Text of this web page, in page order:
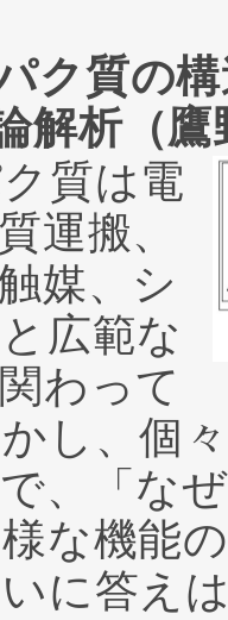
ク質の
解析（鷹
質は電
運搬、
媒、シ
広範な
わって
し、個
、「な
な機能
に答え